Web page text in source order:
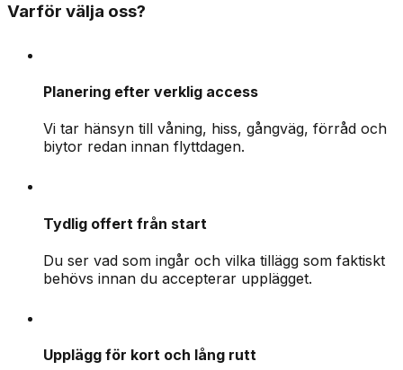
Varför välja oss?
Planering efter verklig access
Vi tar hänsyn till våning, hiss, gångväg, förråd och
biytor redan innan flyttdagen.
Tydlig offert från start
Du ser vad som ingår och vilka tillägg som faktiskt
behövs innan du accepterar upplägget.
Upplägg för kort och lång rutt